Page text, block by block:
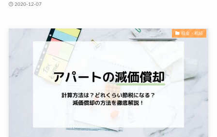
2020-12-07
税金・相続